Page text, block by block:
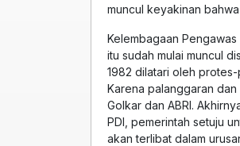
muncul keyakinan
Kelembagaan
itu sudah mulai muncul
1982 dilatari oleh
Karena palanggaran
Golkar dan ABRI.
PDI, pemerintah setuju
akan terlibat dalam